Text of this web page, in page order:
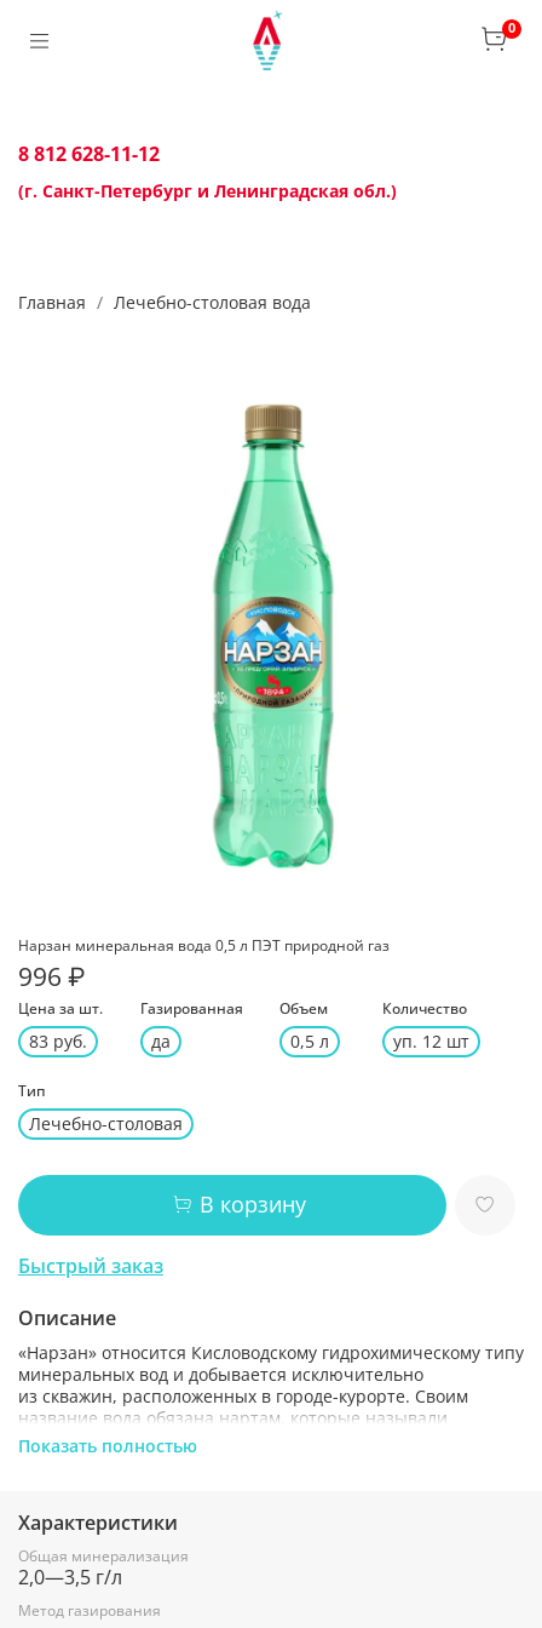
0
Главная Лечебно-столовая вода
Нарзан минеральная вода 0,5 л ПЭТ природной газ
996 ₽
Цена за шт.
83 руб.
Газированная
да
Объем
0,5 л
Количество
уп. 12 шт
Тип
Лечебно-столовая
В корзину
Быстрый заказ
Описание
«Нарзан» относится Кисловодскому гидрохимическому типу
минеральных вод и добывается исключительно
из скважин, расположенных в городе-курорте. Своим
название вода обязана нартам, которые называли
ее «Нарт-санэ», что означает «богатырская вода нартов».
Полный химический состав насчитывает более 30
минерализации – очень редкое явление. В одном литре
воды «Нарзан» столько же кальция, столько в полулитрах
молока, что составляет 35% дневной нормы взрослого
Показать полностью
Характеристики
Общая минерализация
2,0—3,5 г/л
Метод газирования
8 812 628-11-12
(г. Санкт-Петербург и Ленинградская обл.)